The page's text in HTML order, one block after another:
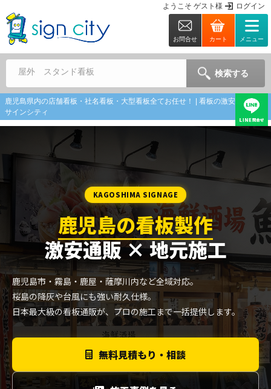
ようこそ ゲスト 様 ログイン
お問合せ カート メニュー
屋外 スタンド看板 検索する
鹿児島県内の店舗看板・社名看板・大型看板全てお任せ！ | 看板の激安通販なら
サインシティ
KAGOSHIMA SIGNAGE
鹿児島の看板製作
激安通販 × 地元施工
鹿児島市・霧島・鹿屋・薩摩川内など全域対応。
桜島の降灰や台風にも強い耐久仕様。
日本最大級の看板通販が、プロの施工まで一括提供します。
無料見積もり・相談